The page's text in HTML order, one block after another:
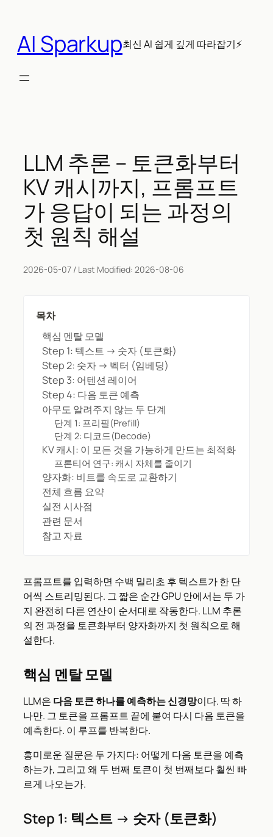
AI Sparkup최신 AI 쉽게 깊게 따라잡기⚡
LLM 추론 – 토큰화부터
KV 캐시까지, 프롬프트
가 응답이 되는 과정의
첫 원칙 해설
2026-05-07 / Last Modified: 2026-08-06
목차
핵심 멘탈 모델
Step 1: 텍스트 → 숫자 (토큰화)
Step 2: 숫자 → 벡터 (임베딩)
Step 3: 어텐션 레이어
Step 4: 다음 토큰 예측
아무도 알려주지 않는 두 단계
단계 1: 프리필(Prefill)
단계 2: 디코드(Decode)
KV 캐시: 이 모든 것을 가능하게 만드는 최적화
프론티어 연구: 캐시 자체를 줄이기
양자화: 비트를 속도로 교환하기
전체 흐름 요약
실전 시사점
관련 문서
참고 자료
프롬프트를 입력하면 수백 밀리초 후 텍스트가 한 단
어씩 스트리밍된다. 그 짧은 순간 GPU 안에서는 두 가
지 완전히 다른 연산이 순서대로 작동한다. LLM 추론
의 전 과정을 토큰화부터 양자화까지 첫 원칙으로 해
설한다.
핵심 멘탈 모델
LLM은 다음 토큰 하나를 예측하는 신경망이다. 딱 하
나만. 그 토큰을 프롬프트 끝에 붙여 다시 다음 토큰을
예측한다. 이 루프를 반복한다.
흥미로운 질문은 두 가지다: 어떻게 다음 토큰을 예측
하는가, 그리고 왜 두 번째 토큰이 첫 번째보다 훨씬 빠
르게 나오는가.
Step 1: 텍스트 → 숫자 (토큰화)